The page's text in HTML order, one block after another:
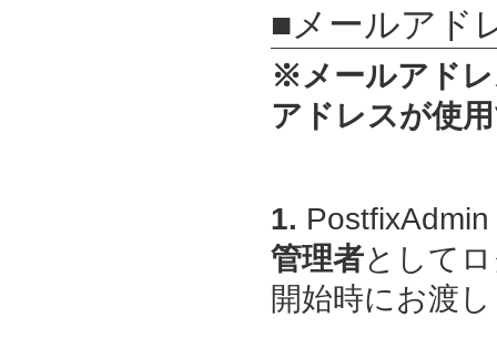
■メールアド
※メールアド
アドレスが使
1. PostfixAdmin
管理者として
開始時にお渡